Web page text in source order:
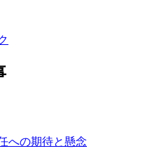
への期待と懸念